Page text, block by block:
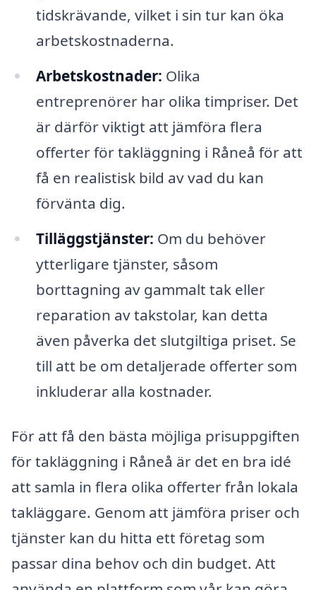
tidskrävande, vilket i sin tur kan öka
arbetskostnaderna.
Arbetskostnader: Olika
entreprenörer har olika timpriser. Det
är därför viktigt att jämföra flera
offerter för takläggning i Råneå för att
få en realistisk bild av vad du kan
förvänta dig.
Tilläggstjänster: Om du behöver
ytterligare tjänster, såsom
borttagning av gammalt tak eller
reparation av takstolar, kan detta
även påverka det slutgiltiga priset. Se
till att be om detaljerade offerter som
inkluderar alla kostnader.
För att få den bästa möjliga prisuppgiften
för takläggning i Råneå är det en bra idé
att samla in flera olika offerter från lokala
takläggare. Genom att jämföra priser och
tjänster kan du hitta ett företag som
passar dina behov och din budget. Att